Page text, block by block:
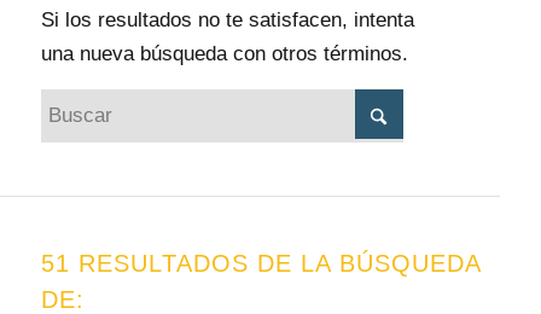
Si los resultados no te satisfacen, intenta
una nueva búsqueda con otros términos.
51 RESULTADOS DE LA BÚSQUEDA
DE: